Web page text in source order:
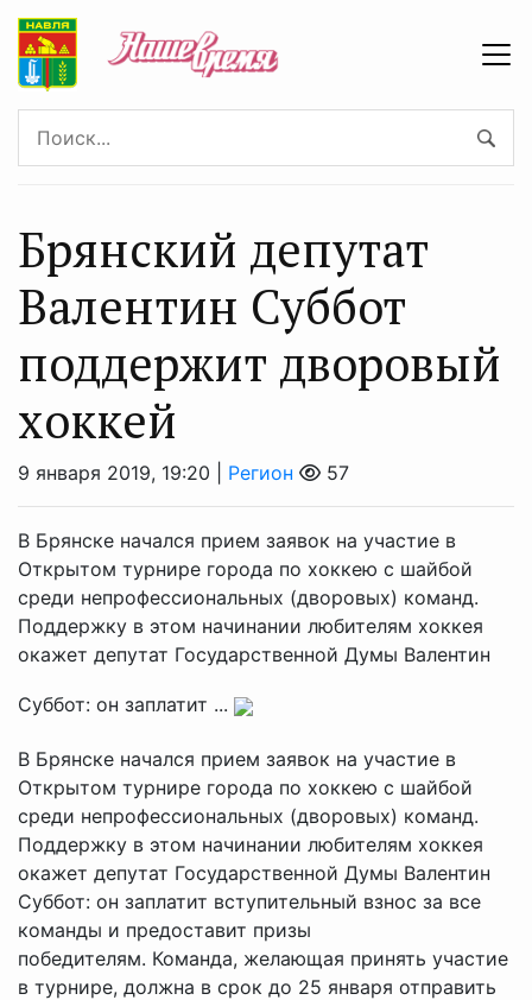
Брянский депутат
Валентин Суббот
поддержит дворовый
хоккей
9 января 2019, 19:20 | Регион 57
В Брянске начался прием заявок на участие в
Открытом турнире города по хоккею с шайбой
среди непрофессиональных (дворовых) команд.
Поддержку в этом начинании любителям хоккея
окажет депутат Государственной Думы Валентин
Суббот: он заплатит ...
В Брянске начался прием заявок на участие в
Открытом турнире города по хоккею с шайбой
среди непрофессиональных (дворовых) команд.
Поддержку в этом начинании любителям хоккея
окажет депутат Государственной Думы Валентин
Суббот: он заплатит вступительный взнос за все
команды и предоставит призы
победителям. Команда, желающая принять участие
в турнире, должна в срок до 25 января отправить